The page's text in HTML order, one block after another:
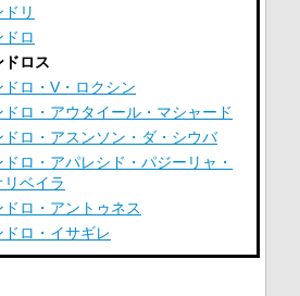
ドリ
ドロ
ドロス
ドロ・V・ロクシン
ドロ・アウタイール・マシャード
ドロ・アスンソン・ダ・シウバ
ドロ・アパレシド・パジーリャ・
リベイラ
ドロ・アントゥネス
ドロ・イサギレ